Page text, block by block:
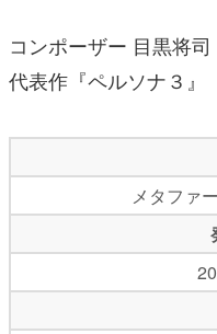
コンポーザー 目黒将司
代表作『ペルソナ３』
メタファ